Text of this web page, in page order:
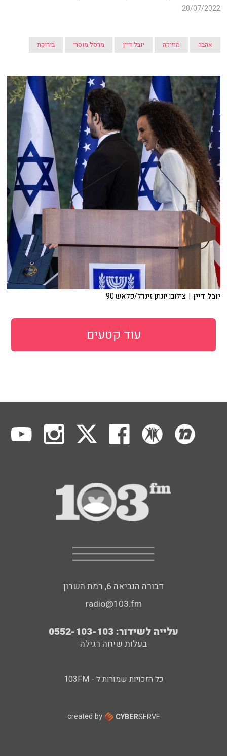
20/07/2022
אהבה מוזיקה יובל דיין מרסל מוסרי בירוקת
יובל דיין | צילום: יונתן זינדל/פלאש 90
עוד קטעים
דבורה הנביאה 6, רמת השרון
radio@103.fm
עלייה לשידור: 0552-103-103
בעלות שיחה רגילה
כל הזכויות שמורות ל - 103FM
created by CYBERSERVE